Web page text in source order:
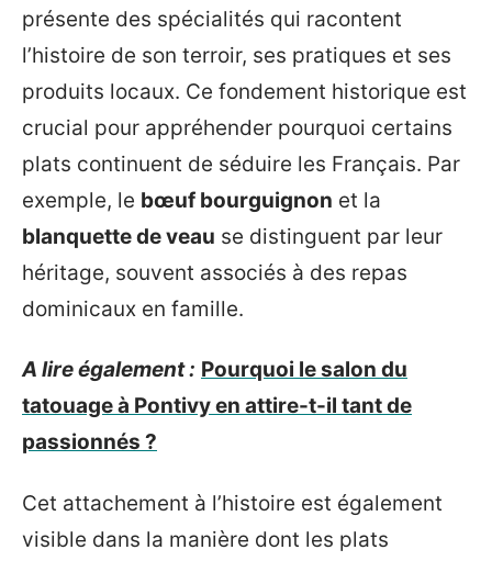
présente des spécialités qui racontent
l’histoire de son terroir, ses pratiques et ses
produits locaux. Ce fondement historique est
crucial pour appréhender pourquoi certains
plats continuent de séduire les Français. Par
exemple, le bœuf bourguignon et la
blanquette de veau se distinguent par leur
héritage, souvent associés à des repas
dominicaux en famille.
A lire également : Pourquoi le salon du
tatouage à Pontivy en attire-t-il tant de
passionnés ?
Cet attachement à l’histoire est également
visible dans la manière dont les plats